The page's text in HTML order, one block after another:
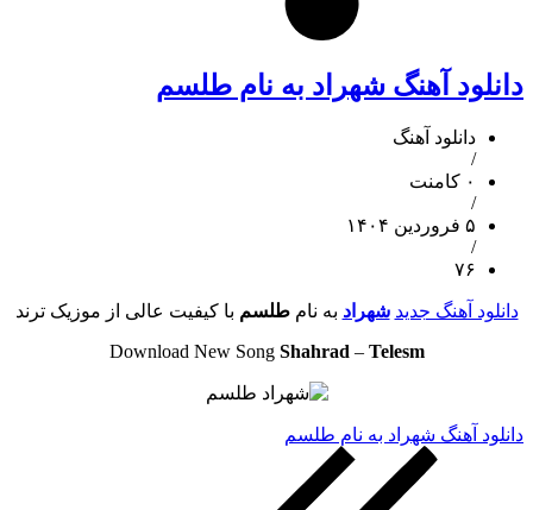
دانلود آهنگ شهراد به نام طلسم
دانلود آهنگ
/
۰ کامنت
/
۵ فروردین ۱۴۰۴
/
۷۶
دانلود آهنگ جدید شهراد به نامطلسم با کیفیت عالی از موزیک ترند
Download New Song Shahrad – Telesm
دانلود آهنگ شهراد به نام طلسم